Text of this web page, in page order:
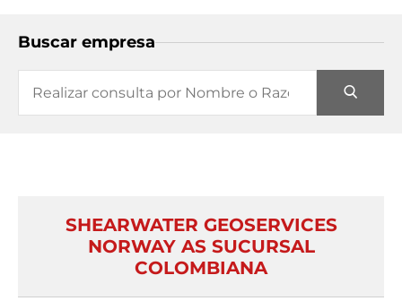
Buscar empresa
SHEARWATER GEOSERVICES
NORWAY AS SUCURSAL
COLOMBIANA